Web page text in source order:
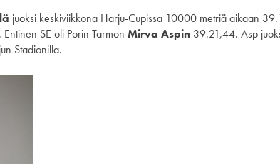
juoksi keskiviikkona Harju-Cupissa 10000 metriä aikaan
SE oli Porin Tarmon Mirva Aspin 39.21,44. Asp
Stadionilla.